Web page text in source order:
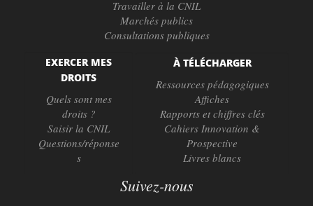
Travailler à la CNIL
Marchés publics
Consultations publiques
EXERCER MES
DROITS
Quels sont mes
droits ?
Saisir la CNIL
Questions/réponse
s
À TÉLÉCHARGER
Ressources pédagogiques
Affiches
Rapports et chiffres clés
Cahiers Innovation &
Prospective
Livres blancs
Suivez-nous